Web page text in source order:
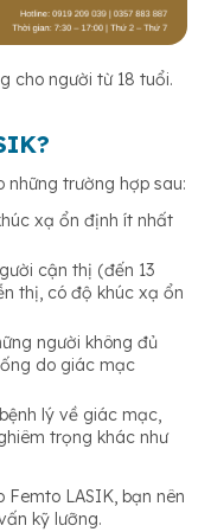
cho người từ 18 tuổi.
những trường hợp sau:
xạ ổn định ít nhất
cận thị (đến 13
thị, có độ khúc xạ ổn
người không đủ
do giác mạc
lý về giác mạc,
trọng khác như
LASIK, bạn nên
kỹ lưỡng.